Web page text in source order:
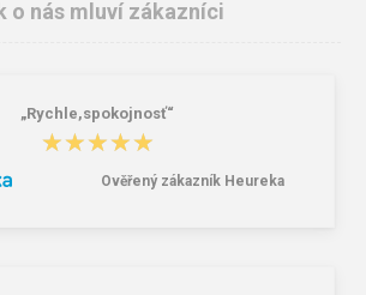
o nás mluví zákazníci
„Rychle,spokojnosť“
★★★★★
★★★★★
Ověřený zákazník Heureka